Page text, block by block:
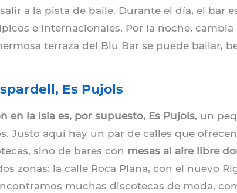
a la pista de baile. Durante el día, el bar
e internacionales. Por la noche,
terraza del Blu Bar se puede bailar,
Es Pujols
en la isla es, por supuesto, Es Pujols, un
Justo aquí hay un par de calles que
sino de bares con mesas al aire libre
zonas: la calle Roca Plana, con el nuevo
muchas discotecas de moda,